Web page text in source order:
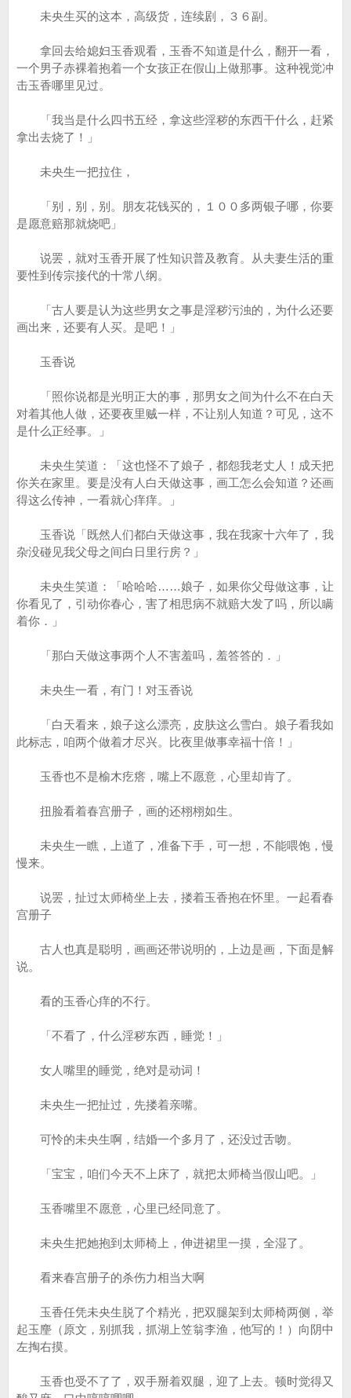
未央生买的这本，高级货，连续剧，３６副。
拿回去给媳妇玉香观看，玉香不知道是什么，翻开一看，
一个男子赤裸着抱着一个女孩正在假山上做那事。这种视觉冲
击玉香哪里见过。
「我当是什么四书五经，拿这些淫秽的东西干什么，赶紧
拿出去烧了！」
未央生一把拉住，
「别，别，别。朋友花钱买的，１００多两银子哪，你要
是愿意赔那就烧吧」
说罢，就对玉香开展了性知识普及教育。从夫妻生活的重
要性到传宗接代的十常八纲。
「古人要是认为这些男女之事是淫秽污浊的，为什么还要
画出来，还要有人买。是吧！」
玉香说
「照你说都是光明正大的事，那男女之间为什么不在白天
对着其他人做，还要夜里贼一样，不让别人知道？可见，这不
是什么正经事。」
未央生笑道：「这也怪不了娘子，都怨我老丈人！成天把
你关在家里。要是没有人白天做这事，画工怎么会知道？还画
得这么传神，一看就心痒痒。」
玉香说「既然人们都白天做这事，我在我家十六年了，我
杂没碰见我父母之间白日里行房？」
未央生笑道：「哈哈哈……娘子，如果你父母做这事，让
你看见了，引动你春心，害了相思病不就赔大发了吗，所以瞒
着你．」
「那白天做这事两个人不害羞吗，羞答答的．」
未央生一看，有门！对玉香说
「白天看来，娘子这么漂亮，皮肤这么雪白。娘子看我如
此标志，咱两个做着才尽兴。比夜里做事幸福十倍！」
玉香也不是榆木疙瘩，嘴上不愿意，心里却肯了。
扭脸看着春宫册子，画的还栩栩如生。
未央生一瞧，上道了，准备下手，可一想，不能喂饱，慢
慢来。
说罢，扯过太师椅坐上去，搂着玉香抱在怀里。一起看春
宫册子
古人也真是聪明，画画还带说明的，上边是画，下面是解
说。
看的玉香心痒的不行。
「不看了，什么淫秽东西，睡觉！」
女人嘴里的睡觉，绝对是动词！
未央生一把扯过，先搂着亲嘴。
可怜的未央生啊，结婚一个多月了，还没过舌吻。
「宝宝，咱们今天不上床了，就把太师椅当假山吧。」
玉香嘴里不愿意，心里已经同意了。
未央生把她抱到太师椅上，伸进裙里一摸，全湿了。
看来春宫册子的杀伤力相当大啊
玉香任凭未央生脱了个精光，把双腿架到太师椅两侧，举
起玉麈（原文，别抓我，抓湖上笠翁李渔，他写的！）向阴中
左掏右摸。
玉香也受不了了，双手掰着双腿，迎了上去。顿时觉得又